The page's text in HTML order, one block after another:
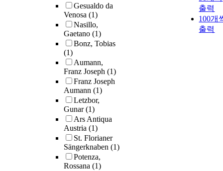
Gesualdo da
Venosa (1)
Nasillo,
Gaetano (1)
Bonz, Tobias
(1)
Aumann,
Franz Joseph (1)
Franz Joseph
Aumann (1)
Letzbor,
Gunar(1)
Ars Antiqua
Austria (1)
St. Florianer
Sängerknaben (1)
Potenza,
Rossana (1)
출력
100개
출력